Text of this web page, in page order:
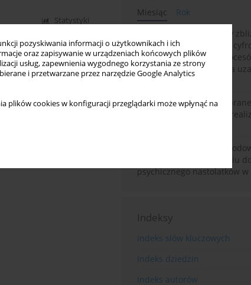
pozyskiwania informacji o użytkownikach i ich
oraz zapisywanie w urządzeniach końcowych plików
usług, zapewnienia wygodnego korzystania ze strony
i przetwarzane przez narzędzie Google Analytics
plików cookies w konfiguracji przeglądarki może wpłynąć na
Statystyki
Miesiąc
Rok
Loot boxy – mechanizmy
hazardu ukryte w grach
Narracyjny przegląd
psychologicznych, ryzyka
regulacji prawnych
Znaczenie wsparcia
pozarządowej dla
Badanie osobowości i
rodzinnego w odniesieniu
psychicznego nastolatków
Indeksy
Indeks słów kluczowych
Indeks dziedzin
Indeks autorów